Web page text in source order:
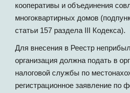
кооперативы и объединения
многоквартирных домов
статьи 157 раздела III Кодекса).
Для внесения в Реестр
организация должна подать в
налоговой службы по
регистрационное заявление по